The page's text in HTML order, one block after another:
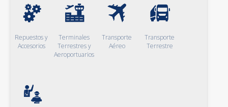
Repuestos y
Accesorios
Terminales
Terrestres y
Aeroportuarios
Transporte
Aéreo
Transporte
Terrestre